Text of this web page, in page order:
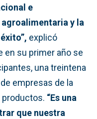
e
y la
explicó
en su primer año se
una treintena
empresas de la
productos. “Es una
que nuestra